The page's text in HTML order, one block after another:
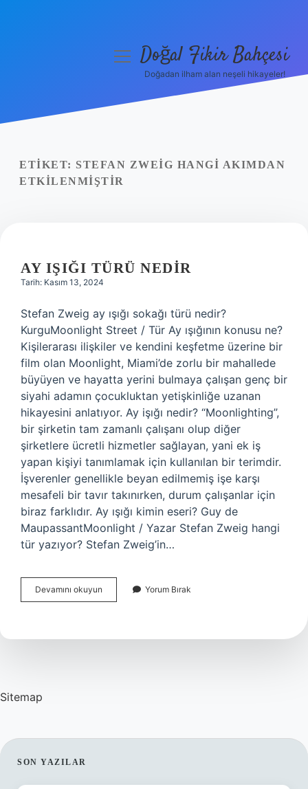
Yasal Uyarı
menüyüDoğal Fikir Bahçesi
Doğadan ilham alan neşeli hikayeler!
ETIKET: STEFAN ZWEIG HANGI AKIMDAN
ETKILENMIŞTIR
AY IŞIĞI TÜRÜ NEDIR
Tarih: Kasım 13, 2024
Stefan Zweig ay ışığı sokağı türü nedir?
KurguMoonlight Street / Tür Ay ışığının konusu ne?
Kişilerarası ilişkiler ve kendini keşfetme üzerine bir
film olan Moonlight, Miami’de zorlu bir mahallede
büyüyen ve hayatta yerini bulmaya çalışan genç bir
siyahi adamın çocukluktan yetişkinliğe uzanan
hikayesini anlatıyor. Ay işığı nedir? “Moonlighting”,
bir şirketin tam zamanlı çalışanı olup diğer
şirketlere ücretli hizmetler sağlayan, yani ek iş
yapan kişiyi tanımlamak için kullanılan bir terimdir.
İşverenler genellikle beyan edilmemiş işe karşı
mesafeli bir tavır takınırken, durum çalışanlar için
biraz farklıdır. Ay ışığı kimin eseri? Guy de
MaupassantMoonlight / Yazar Stefan Zweig hangi
tür yazıyor? Stefan Zweig’in…
Devamını okuyun
Işığı
Yorum Bırak
Sitemap
SIDEBAR
SON YAZILAR